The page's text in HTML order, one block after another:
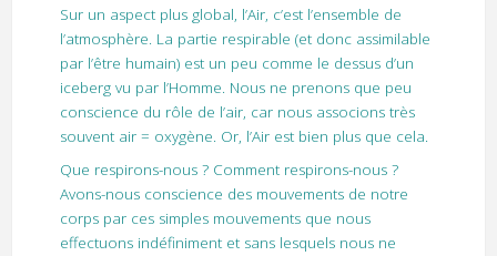
Sur un aspect plus global, l’Air, c’est l’ensemble de
l’atmosphère. La partie respirable (et donc assimilable
par l’être humain) est un peu comme le dessus d’un
iceberg vu par l’Homme. Nous ne prenons que peu
conscience du rôle de l’air, car nous associons très
souvent air = oxygène. Or, l’Air est bien plus que cela.
Que respirons-nous ? Comment respirons-nous ?
Avons-nous conscience des mouvements de notre
corps par ces simples mouvements que nous
effectuons indéfiniment et sans lesquels nous ne